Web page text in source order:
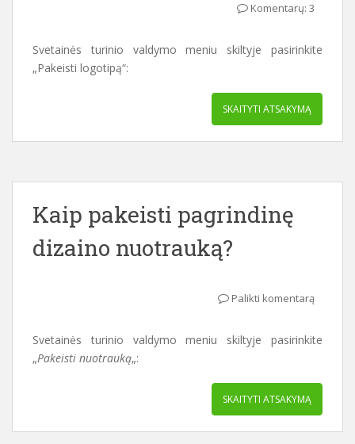
Komentarų: 3
Svetainės turinio valdymo meniu skiltyje pasirinkite
„Pakeisti logotipą“:
SKAITYTI ATSAKYMĄ
Kaip pakeisti pagrindinę
dizaino nuotrauką?
Palikti komentarą
Svetainės turinio valdymo meniu skiltyje pasirinkite
„Pakeisti nuotrauką„:
SKAITYTI ATSAKYMĄ